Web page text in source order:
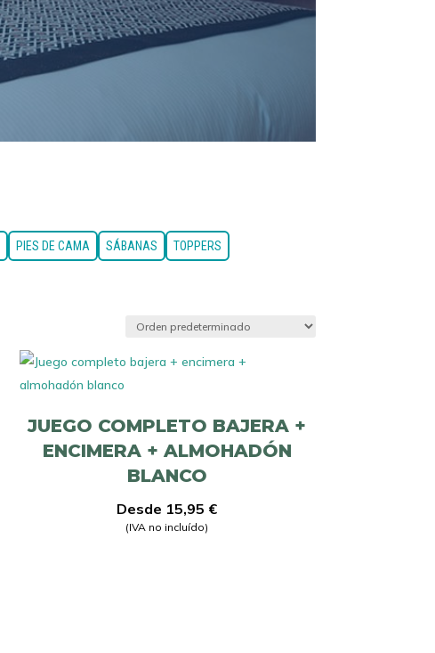
PIES DE CAMA SÁBANAS TOPPERS
JUEGO COMPLETO BAJERA +
ENCIMERA + ALMOHADÓN
BLANCO
Desde 15,95 €
(IVA no incluído)